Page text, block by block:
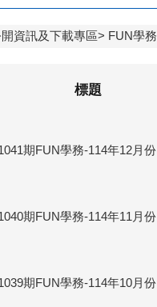
資訊及下載專區 FUN學務
標題
期FUN學務-114年12月份
期FUN學務-114年11月份
期FUN學務-114年10月份